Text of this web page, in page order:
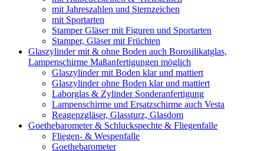
mit Jahreszahlen und Sternzeichen
mit Sportarten
Stamper Gläser mit Figuren und Sportarten
Stamper, Gläser mit Früchten
Glaszylinder mit & ohne Boden auch Borosilikatglas,
Lampenschirme Maßanfertigungen möglich
Glaszylinder mit Boden klar und mattiert
Glaszylinder ohne Boden klar und mattiert
Laborglas & Zylinder Sonderanfertigung
Lampenschirme und Ersatzschirme auch Vesta
Reagenzgläser, Glassturz, Glasdom
Goethebarometer & Schluckspechte & Fliegenfalle
Fliegen- & Wespenfalle
Goethebarometer